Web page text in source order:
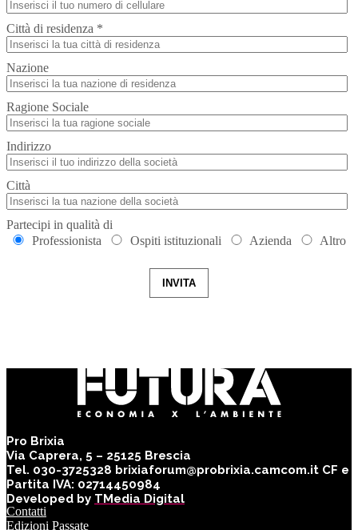
Città di residenza *
Nazione
Ragione Sociale
Indirizzo
Città
Partecipi in qualità di
Professionista
Ospiti istituzionali Azienda Altro
INVITA
Pro Brixia
Via Caprera, 5 – 25125 Brescia
Tel. 030-3725328 brixiaforum@probrixia.camcom.it CF e
Partita IVA: 02714450984
Developed by TMedia Digital
Contatti
Edizioni Passate